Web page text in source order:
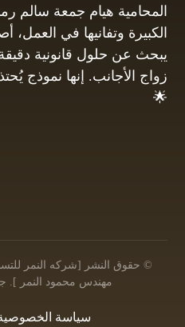
المحامية هيام جمعة سالم
الكبيرة وتفانيها في
يبحث عن حلول قانونية
زواج الأجانب. إنها نموذج
🌟
مهندس محمود النمر ].
سياسة